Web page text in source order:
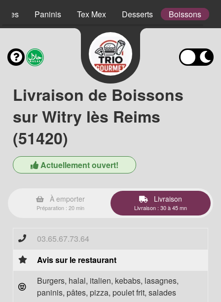
Paninis Tex Mex Desserts Boissons
Livraison de Boissons
sur Witry lès Reims
(51420)
Actuellement ouvert!
À emporter
Préparation : 20 min
Livraison
Livraison : 30 à 45 mn
03.65.67.73.64
Avis sur le restaurant
Burgers, halal, italien, kebabs, lasagnes,
paninis, pâtes, pizza, poulet frit, salades